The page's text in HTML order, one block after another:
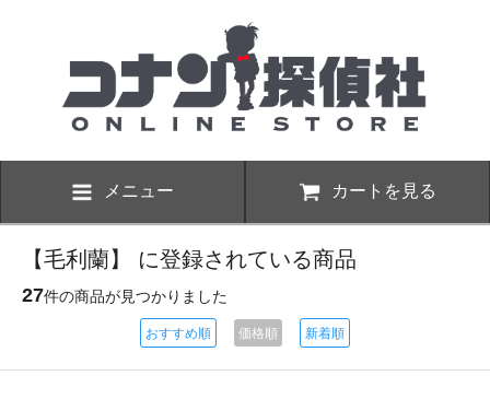
メニュー カートを見る
【毛利蘭】 に登録されている商品
27件の商品が見つかりました
おすすめ順 価格順 新着順